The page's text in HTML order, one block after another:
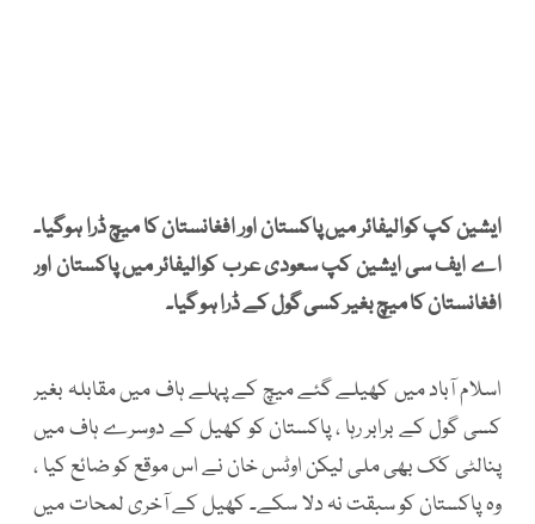
ایشین کپ کوالیفائر میں پاکستان اور افغانستان کا میچ ڈرا ہوگیا۔
اے ایف سی ایشین کپ سعودی عرب کوالیفائر میں پاکستان اور
افغانستان کا میچ بغیر کسی گول کے ڈرا ہو گیا۔
اسلام آباد میں کھیلے گئے میچ کے پہلے ہاف میں مقابلہ بغیر
کسی گول کے برابر رہا ، پاکستان کو کھیل کے دوسرے ہاف میں
پنالٹی کک بھی ملی لیکن اوٹس خان نے اس موقع کو ضائع کیا ،
وہ پاکستان کو سبقت نہ دلا سکے۔ کھیل کے آخری لمحات میں